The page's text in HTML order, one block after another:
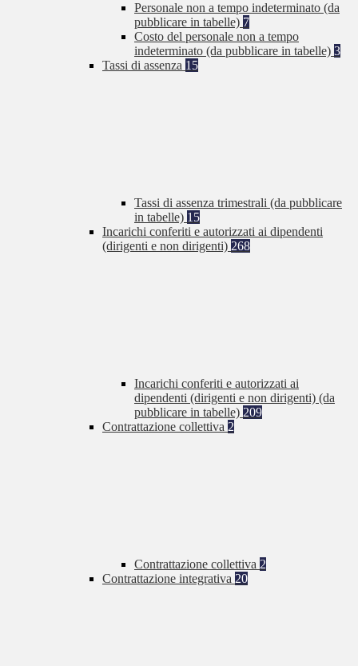
Personale non a tempo indeterminato (da
pubblicare in tabelle) 7
Costo del personale non a tempo
indeterminato (da pubblicare in tabelle) 3
Tassi di assenza 15
Tassi di assenza trimestrali (da pubblicare
in tabelle) 15
Incarichi conferiti e autorizzati ai dipendenti
(dirigenti e non dirigenti) 268
Incarichi conferiti e autorizzati ai
dipendenti (dirigenti e non dirigenti) (da
pubblicare in tabelle) 209
Contrattazione collettiva 2
Contrattazione collettiva 2
Contrattazione integrativa 20